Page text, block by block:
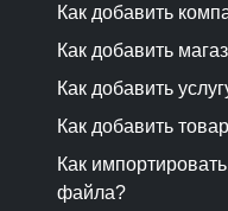
Как добавить
Как добавить
Как добавить
Как добавить
Как
файла?